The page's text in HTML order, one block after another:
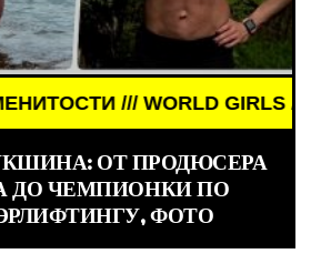
GIRLS /// ДЕВУШКИ
ОТ ПРОДЮСЕРА
ДО ЧЕМПИОНКИ ПО
ФОТО